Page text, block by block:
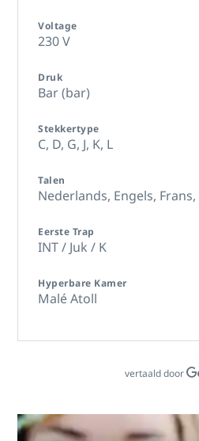
Voltage
230 V
Druk
Bar (bar)
Stekkertype
C, D, G, J, K, L
Talen
Nederlands, Engels, Frans,
Eerste Trap
INT / Juk / K
Hyperbare Kamer
Malé Atoll
vertaald door